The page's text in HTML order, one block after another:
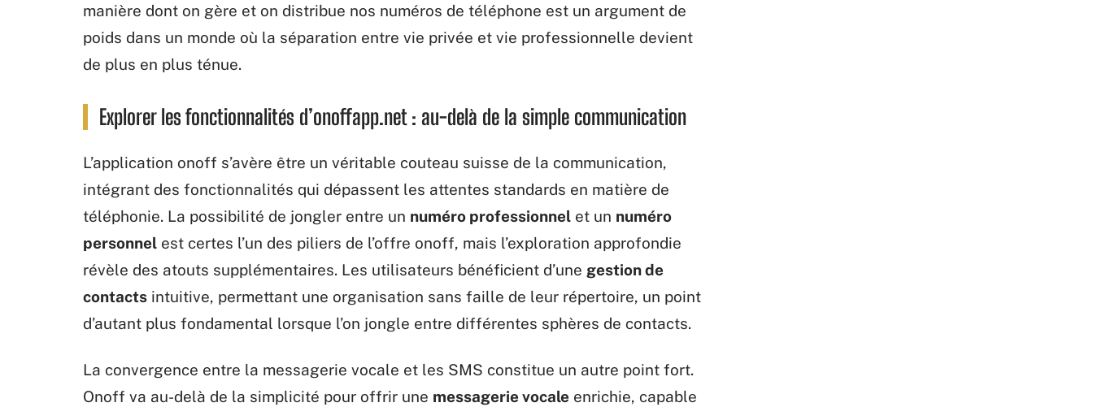
manière dont on gère et on distribue nos numéros de téléphone est un argument de
poids dans un monde où la séparation entre vie privée et vie professionnelle devient
de plus en plus ténue.
Explorer les fonctionnalités d’onoffapp.net : au-delà de la simple communication
L’application onoff s’avère être un véritable couteau suisse de la communication,
intégrant des fonctionnalités qui dépassent les attentes standards en matière de
téléphonie. La possibilité de jongler entre un numéro professionnel et un numéro
personnel est certes l’un des piliers de l’offre onoff, mais l’exploration approfondie
révèle des atouts supplémentaires. Les utilisateurs bénéficient d’une gestion de
contacts intuitive, permettant une organisation sans faille de leur répertoire, un point
d’autant plus fondamental lorsque l’on jongle entre différentes sphères de contacts.
La convergence entre la messagerie vocale et les SMS constitue un autre point fort.
Onoff va au-delà de la simplicité pour offrir une messagerie vocale enrichie, capable